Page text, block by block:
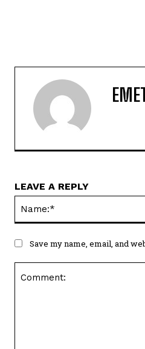
LEAVE A REPLY
Save my name, email, and